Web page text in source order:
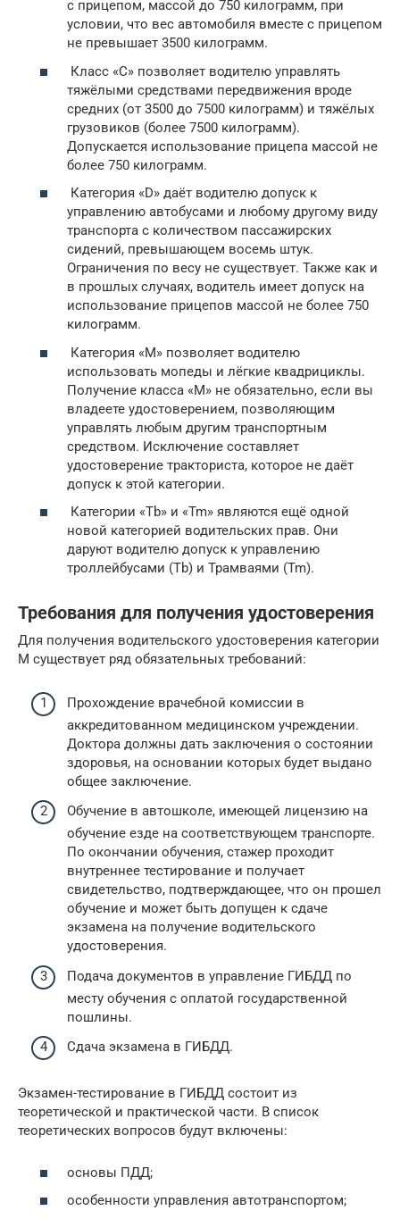
с прицепом, массой до 750 килограмм, при
условии, что вес автомобиля вместе с прицепом
не превышает 3500 килограмм.
Класс «С» позволяет водителю управлять
тяжёлыми средствами передвижения вроде
средних (от 3500 до 7500 килограмм) и тяжёлых
грузовиков (более 7500 килограмм).
Допускается использование прицепа массой не
более 750 килограмм.
Категория «D» даёт водителю допуск к
управлению автобусами и любому другому виду
транспорта с количеством пассажирских
сидений, превышающем восемь штук.
Ограничения по весу не существует. Также как и
в прошлых случаях, водитель имеет допуск на
использование прицепов массой не более 750
килограмм.
Категория «M» позволяет водителю
использовать мопеды и лёгкие квадрициклы.
Получение класса «М» не обязательно, если вы
владеете удостоверением, позволяющим
управлять любым другим транспортным
средством. Исключение составляет
удостоверение тракториста, которое не даёт
допуск к этой категории.
Категории «Tb» и «Tm» являются ещё одной
новой категорией водительских прав. Они
даруют водителю допуск к управлению
троллейбусами (Tb) и Трамваями (Tm).
Требования для получения удостоверения
Для получения водительского удостоверения категории
М существует ряд обязательных требований:
Прохождение врачебной комиссии в
аккредитованном медицинском учреждении.
Доктора должны дать заключения о состоянии
здоровья, на основании которых будет выдано
общее заключение.
Обучение в автошколе, имеющей лицензию на
обучение езде на соответствующем транспорте.
По окончании обучения, стажер проходит
внутреннее тестирование и получает
свидетельство, подтверждающее, что он прошел
обучение и может быть допущен к сдаче
экзамена на получение водительского
удостоверения.
Подача документов в управление ГИБДД по
месту обучения с оплатой государственной
пошлины.
Сдача экзамена в ГИБДД.
Экзамен-тестирование в ГИБДД состоит из
теоретической и практической части. В список
теоретических вопросов будут включены:
основы ПДД;
особенности управления автотранспортом;